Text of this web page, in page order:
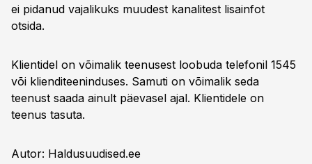
ei pidanud vajalikuks muudest kanalitest lisainfot
otsida.
Klientidel on võimalik teenusest loobuda telefonil 1545
või klienditeeninduses. Samuti on võimalik seda
teenust saada ainult päevasel ajal. Klientidele on
teenus tasuta.
Autor: Haldusuudised.ee